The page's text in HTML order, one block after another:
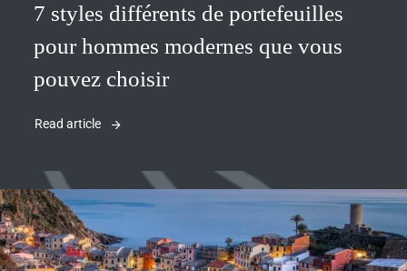
7 styles différents de portefeuilles
pour hommes modernes que vous
pouvez choisir
Read article